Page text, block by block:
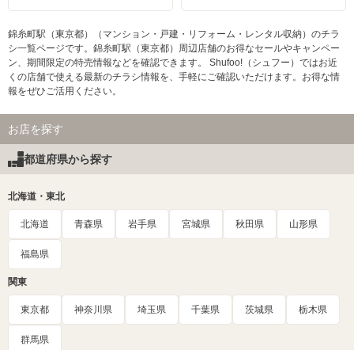
錦糸町駅（東京都）（マンション・戸建・リフォーム・レンタル収納）のチラ
シ一覧ページです。錦糸町駅（東京都）周辺店舗のお得なセールやキャンペー
ン、期間限定の特売情報などを確認できます。 Shufoo!（シュフー）ではお近
くの店舗で使える最新のチラシ情報を、手軽にご確認いただけます。お得な情
報をぜひご活用ください。
お店を探す
都道府県から探す
北海道・東北
北海道 青森県 岩手県 宮城県 秋田県 山形県
福島県
関東
東京都 神奈川県 埼玉県 千葉県 茨城県 栃木県
群馬県